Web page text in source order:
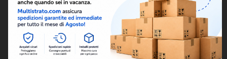
Codice prodotto:
Condizione Nuovo
Codice a barre